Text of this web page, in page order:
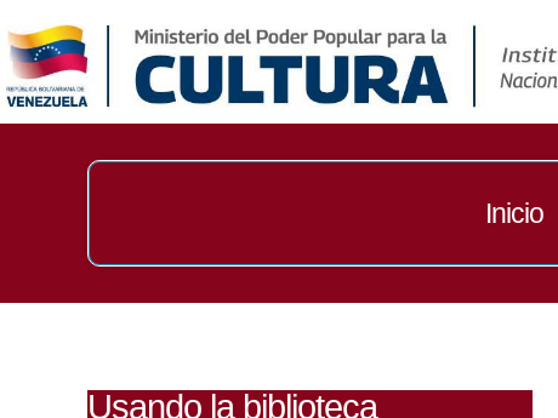
Inicio
Usando la biblioteca